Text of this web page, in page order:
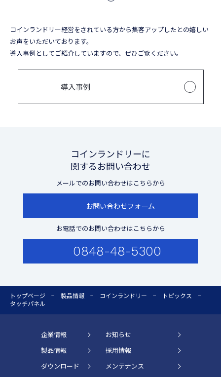
コインランドリー経営をされている方から集客アップしたとの嬉しい
お声をいただいております。
導入事例としてご紹介していますので、ぜひご覧ください。
導入事例
コインランドリーに
関するお問い合わせ
メールでのお問い合わせはこちらから
お問い合わせフォーム
お電話でのお問い合わせはこちらから
0848-48-5300
トップページ 製品情報 コインランドリー
トピックス
タッチパネル
企業情報
製品情報
ダウンロード
お知らせ
採用情報
メンテナンス